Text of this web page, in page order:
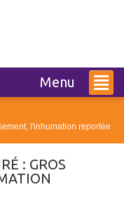
Menu
l'inhumation reportée
: GROS